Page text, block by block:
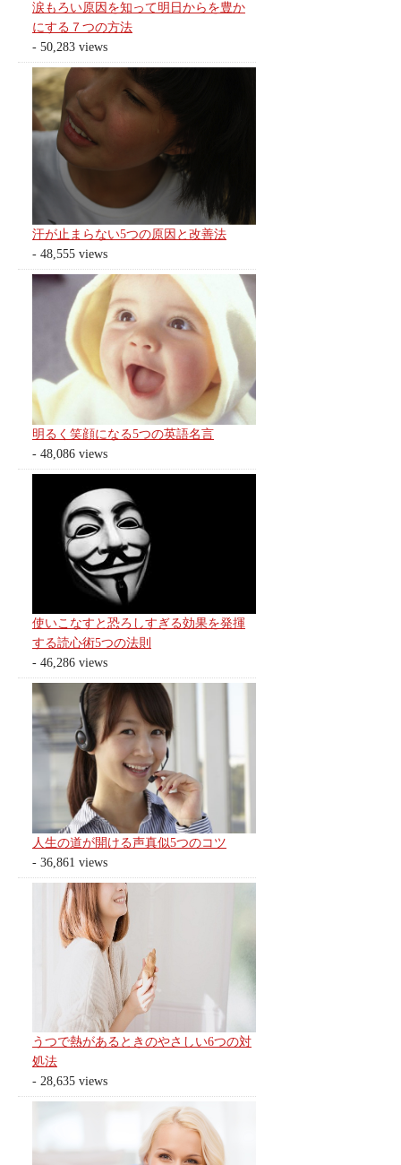
涙もろい原因を知って明日からを豊か
にする７つの方法
- 50,283 views
汗が止まらない5つの原因と改善法
- 48,555 views
明るく笑顔になる5つの英語名言
- 48,086 views
使いこなすと恐ろしすぎる効果を発揮
する読心術5つの法則
- 46,286 views
人生の道が開ける声真似5つのコツ
- 36,861 views
うつで熱があるときのやさしい6つの対
処法
- 28,635 views